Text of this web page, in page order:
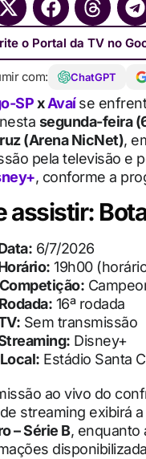
o Portal da TV no
com: ChatGPT
SPxAvaíse
segunda-feira
(Arena NicNet),
pela televisão e
, conforme a
assistir:
6/7/2026
19h00
16ª rodada
Sem transmissão
Disney+
Estádio Santa
ao vivo do
streaming exibirá
– Série B, enquanto